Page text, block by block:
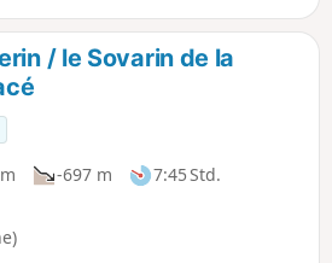
/ le Sovarin de la
-697 m
7:45 Std.